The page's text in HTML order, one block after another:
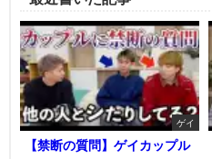
ゲイ
【禁断の質問】ゲイカップル